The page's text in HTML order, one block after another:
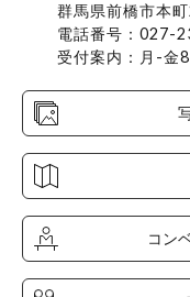
群馬県前橋市本
電話番号：027-
受付案内：月-金
コン